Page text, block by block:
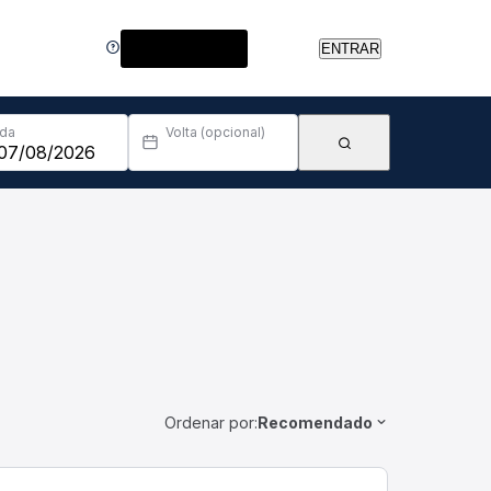
ENTRAR
Volta (opcional)
Ordenar por:Recomendado